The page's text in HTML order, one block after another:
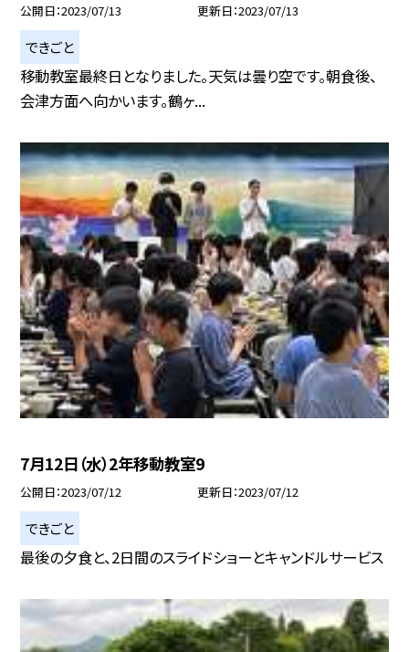
公開日 2023/07/13 更新日 2023/07/13
できごと
移動教室最終日となりました。天気は曇り空です。朝食後、
会津方面へ向かいます。鶴ヶ...
7月12日（水）2年移動教室9
公開日 2023/07/12 更新日 2023/07/12
できごと
最後の夕食と、2日間のスライドショーとキャンドルサービス